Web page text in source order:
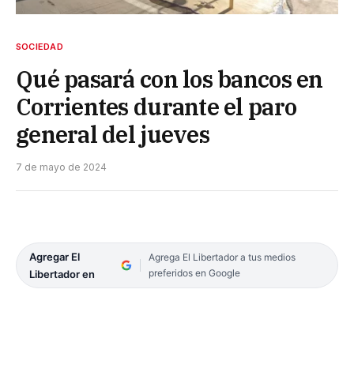
SOCIEDAD
Qué pasará con los bancos en
Corrientes durante el paro
general del jueves
7 de mayo de 2024
Agregar El
Libertador en
Agrega El Libertador a tus medios
preferidos en Google